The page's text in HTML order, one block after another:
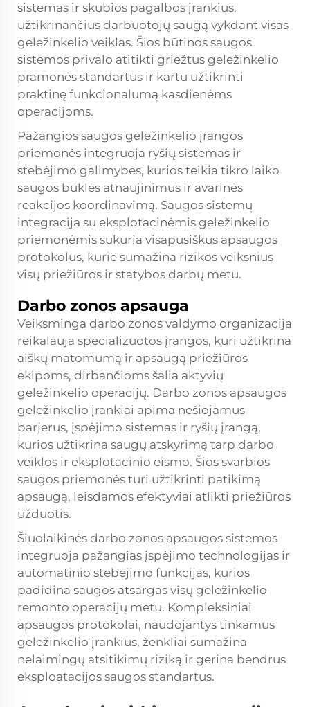
sistemas ir skubios pagalbos įrankius,
užtikrinančius darbuotojų saugą vykdant visas
geležinkelio veiklas. Šios būtinos saugos
sistemos privalo atitikti griežtus geležinkelio
pramonės standartus ir kartu užtikrinti
praktinę funkcionalumą kasdienėms
operacijoms.
Pažangios saugos geležinkelio įrangos
priemonės integruoja ryšių sistemas ir
stebėjimo galimybes, kurios teikia tikro laiko
saugos būklės atnaujinimus ir avarinės
reakcijos koordinavimą. Saugos sistemų
integracija su eksplotacinėmis geležinkelio
priemonėmis sukuria visapusiškus apsaugos
protokolus, kurie sumažina rizikos veiksnius
visų priežiūros ir statybos darbų metu.
Darbo zonos apsauga
Veiksminga darbo zonos valdymo organizacija
reikalauja specializuotos įrangos, kuri užtikrina
aiškų matomumą ir apsaugą priežiūros
ekipoms, dirbančioms šalia aktyvių
geležinkelio operacijų. Darbo zonos apsaugos
geležinkelio įrankiai apima nešiojamus
barjerus, įspėjimo sistemas ir ryšių įrangą,
kurios užtikrina saugų atskyrimą tarp darbo
veiklos ir eksplotacinio eismo. Šios svarbios
saugos priemonės turi užtikrinti patikimą
apsaugą, leisdamos efektyviai atlikti priežiūros
užduotis.
Šiuolaikinės darbo zonos apsaugos sistemos
integruoja pažangias įspėjimo technologijas ir
automatinio stebėjimo funkcijas, kurios
padidina saugos atsargas visų geležinkelio
remonto operacijų metu. Kompleksiniai
apsaugos protokolai, naudojantys tinkamus
geležinkelio įrankius, ženkliai sumažina
nelaimingų atsitikimų riziką ir gerina bendrus
eksploatacijos saugos standartus.